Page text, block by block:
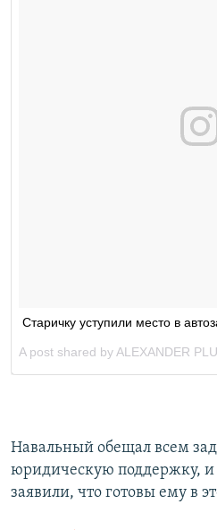
Навальный обещал всем
юридическую поддержку, и
заявили, что готовы ему в